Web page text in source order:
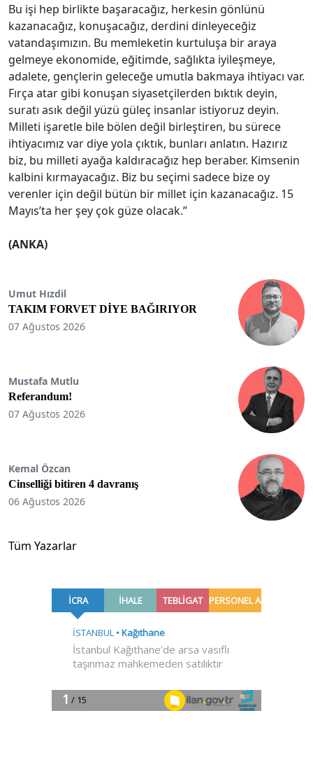
Bu işi hep birlikte başaracağız, herkesin gönlünü
kazanacağız, konuşacağız, derdini dinleyeceğiz
vatandaşımızın. Bu memleketin kurtuluşa bir araya
gelmeye ekonomide, eğitimde, sağlıkta iyileşmeye,
adalete, gençlerin geleceğe umutla bakmaya ihtiyacı var.
Fırça atar gibi konuşan siyasetçilerden bıktık deyin,
suratı asık değil yüzü güleç insanlar istiyoruz deyin.
Milleti işaretle bile bölen değil birleştiren, bu sürece
ihtiyacımız var diye yola çıktık, bunları anlatın. Hazırız
biz, bu milleti ayağa kaldıracağız hep beraber. Kimsenin
kalbini kırmayacağız. Biz bu seçimi sadece bize oy
verenler için değil bütün bir millet için kazanacağız. 15
Mayıs’ta her şey çok güze olacak.”
(ANKA)
Umut Hızdil
TAKIM FORVET DİYE BAĞIRIYOR
07 Ağustos 2026
Mustafa Mutlu
Referandum!
07 Ağustos 2026
Kemal Özcan
Cinselliği bitiren 4 davranış
06 Ağustos 2026
Tüm Yazarlar